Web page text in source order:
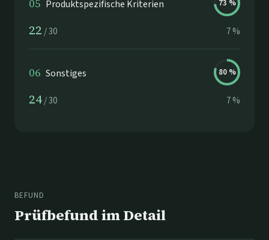
05 Produktspezifische Kriterien 73 %
22 /30 7%
06 Sonstiges 80%
24/30 7%
BEFUND
Prüfbefund im Detail